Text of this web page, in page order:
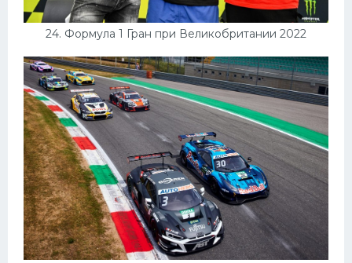
24. Формула 1 Гран при Великобритании 2022